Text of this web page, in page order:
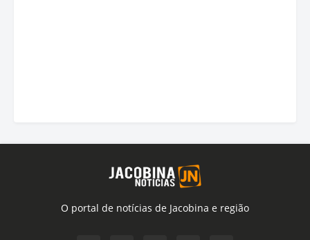
O portal de notícias de Jacobina e região